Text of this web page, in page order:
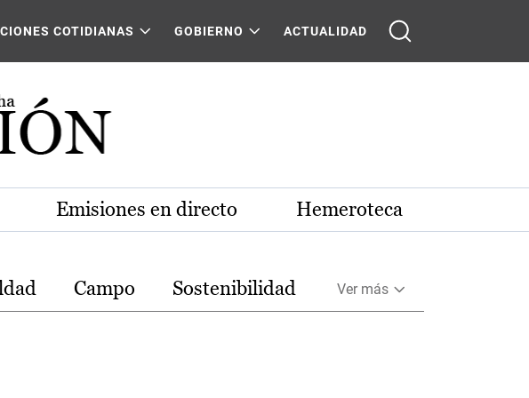
COTIDIANAS GOBIERNO ACTUALIDAD
Emisiones en directo Hemeroteca
Campo Sostenibilidad Ver más